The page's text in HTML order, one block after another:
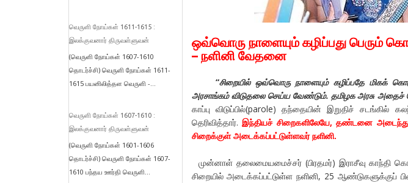
ஒவ்வொரு நாளையும் கழிப்பது பெரும்
– நளினி வேதனை
“சிறையில் ஒவ்வொரு நாளையும் கழிப்பதே மிகக்
அரசாங்கம் விடுதலை செய்ய வேண்டும்.தமிழக அரசு அதைச்
காப்பு விடுப்பில்(parole) தந்தையின் இறுதிச்
தெரிவித்தார். இந்தியச் சிறைகளிலேயே, தண்டனை
சிறைக்குள் அடைக்கப்பட்டுள்ளவர் நளினி.
முன்னாள் தலைமையமைச்சர் (பிரதமர்) இராசீவு காந்தி
சிறையில் அடைக்கப்பட்டுள்ள நளினி, 25 ஆண்டுகளுக்குப்
வெருளி நோய்கள் 1611-1615 :
இலக்குவனார் திருவள்ளுவன்
(வெருளி நோய்கள் 1607-1610
தொடர்ச்சி) வெருளி நோய்கள் 1611-
1615 பயனிலித்தள வெருளி -...
வெருளி நோய்கள் 1607-1610 :
இலக்குவனார் திருவள்ளுவன்
(வெருளி நோய்கள் 1601-1606
தொடர்ச்சி) வெருளி நோய்கள் 1607-
1610 பந்தய ஊர்தி வெருளி...